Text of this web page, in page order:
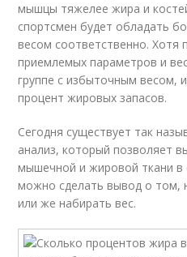
мышцы тяжелее жира и
спортсмен будет обладать
весом соответственно. Хотя
приемлемых параметров и
группе с избыточным весом,
процент жировых запасов.
Сегодня существует так
анализ, который позволяет
мышечной и жировой ткани в
можно сделать вывод о том,
или же набирать вес.